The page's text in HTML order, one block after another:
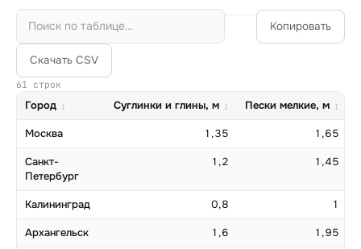
Копировать
Скачать CSV
61 строк
Город Суглинки и глины, м Пески мелкие, м
Москва 1,35 1,65
Санкт-
Петербург
1,2 1,45
Калининград 0,8 1
Архангельск 1,6 1,95